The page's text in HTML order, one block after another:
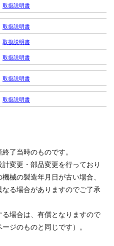
取扱説明書
取扱説明書
取扱説明書
取扱説明書
取扱説明書
取扱説明書
了当時のものです。
変更・部品変更を行っており
械の製造年月日が古い場合、
る場合がありますのでご了承
場合は、有償となりますので
ジのものと同じです）。